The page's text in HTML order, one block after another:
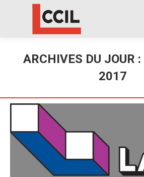
ARCHIVES DU JOUR :
2017